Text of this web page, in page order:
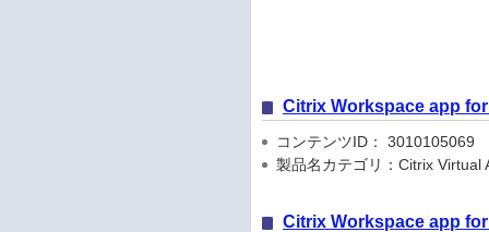
Citrix Workspace app for
コンテンツID： 3010105069
製品名カテゴリ：Citrix
Citrix Workspace app